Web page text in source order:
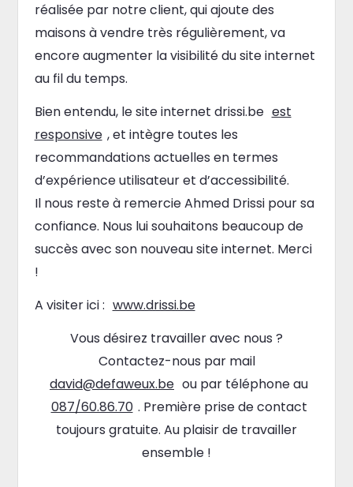
réalisée par notre client, qui ajoute des
maisons à vendre très régulièrement, va
encore augmenter la visibilité du site internet
au fil du temps.
Bien entendu, le site internet drissi.be est
responsive , et intègre toutes les
recommandations actuelles en termes
d’expérience utilisateur et d’accessibilité.
Il nous reste à remercie Ahmed Drissi pour sa
confiance. Nous lui souhaitons beaucoup de
succès avec son nouveau site internet. Merci
!
A visiter ici : www.drissi.be
Vous désirez travailler avec nous ?
Contactez-nous par mail
david@defaweux.be ou par téléphone au
087/60.86.70 . Première prise de contact
toujours gratuite. Au plaisir de travailler
ensemble !